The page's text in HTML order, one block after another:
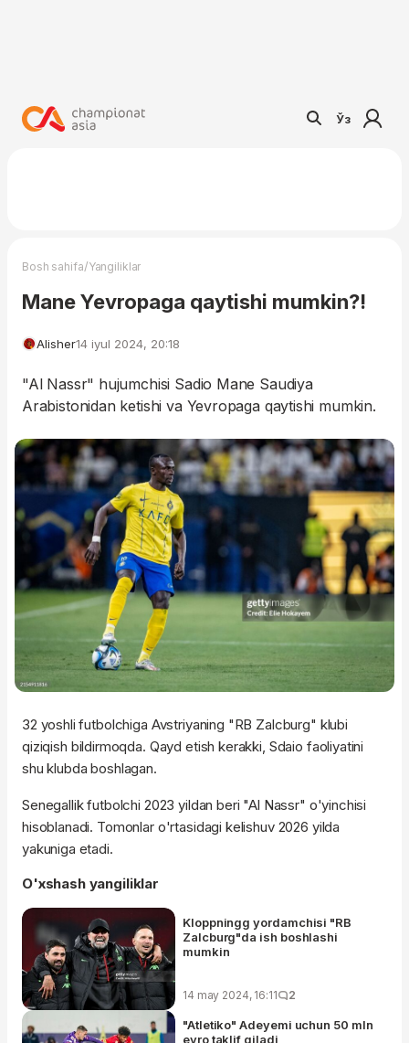
Ўз
Bosh sahifa/Yangiliklar
Mane Yevropaga qaytishi mumkin?!
Alisher14 iyul 2024, 20:18
"Al Nassr" hujumchisi Sadio Mane Saudiya
Arabistonidan ketishi va Yevropaga qaytishi mumkin.
32 yoshli futbolchiga Avstriyaning "RB Zalcburg" klubi
qiziqish bildirmoqda. Qayd etish kerakki, Sdaio faoliyatini
shu klubda boshlagan.
Senegallik futbolchi 2023 yildan beri "Al Nassr" o'yinchisi
hisoblanadi. Tomonlar o'rtasidagi kelishuv 2026 yilda
yakuniga etadi.
O'xshash yangiliklar
Kloppningg yordamchisi "RB
Zalcburg"da ish boshlashi
mumkin
14 may 2024, 16:11 2
"Atletiko" Adeyemi uchun 50 mln
evro taklif qiladi